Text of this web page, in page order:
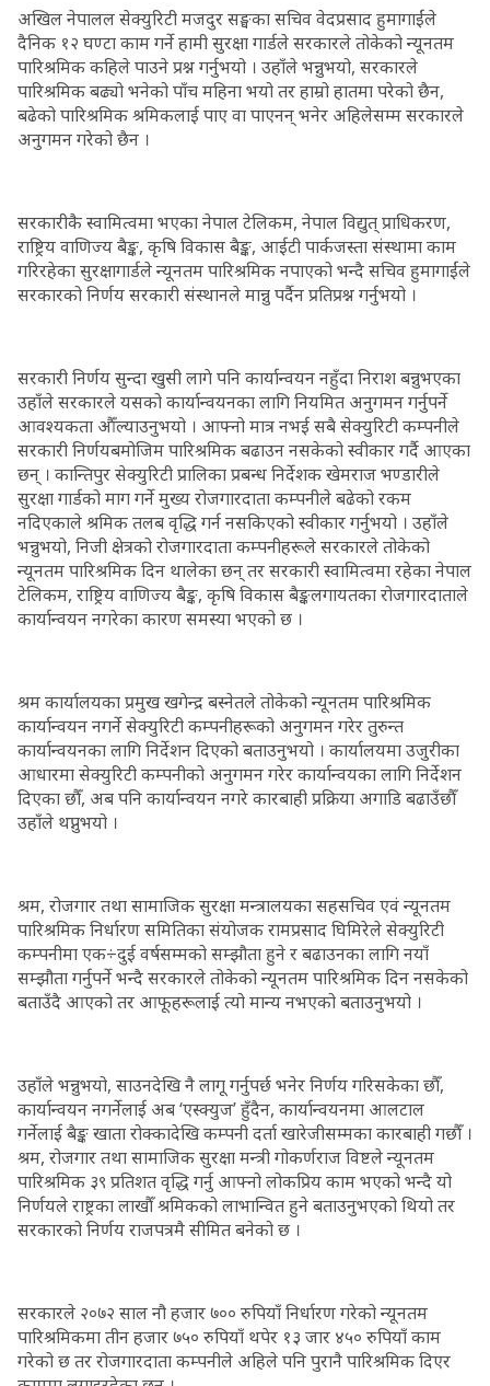
अखिल नेपालल सेक्युरिटी मजदुर सङ्घका सचिव वेदप्रसाद हुमागाईंले
दैनिक १२ घण्टा काम गर्ने हामी सुरक्षा गार्डले सरकारले तोकेको न्यूनतम
पारिश्रमिक कहिले पाउने प्रश्न गर्नुभयो । उहाँले भन्नुभयो, सरकारले
पारिश्रमिक बढ्यो भनेको पाँच महिना भयो तर हाम्रो हातमा परेको छैन,
बढेको पारिश्रमिक श्रमिकलाई पाए वा पाएनन् भनेर अहिलेसम्म सरकारले
अनुगमन गरेको छैन ।
सरकारीकै स्वामित्वमा भएका नेपाल टेलिकम, नेपाल विद्युत् प्राधिकरण,
राष्ट्रिय वाणिज्य बैङ्क, कृषि विकास बैङ्क, आईटी पार्कजस्ता संस्थामा काम
गरिरहेका सुरक्षागार्डले न्यूनतम पारिश्रमिक नपाएको भन्दै सचिव हुमागाईंले
सरकारको निर्णय सरकारी संस्थानले मान्नु पर्दैन प्रतिप्रश्न गर्नुभयो ।
सरकारी निर्णय सुन्दा खुसी लागे पनि कार्यान्वयन नहुँदा निराश बन्नुभएका
उहाँले सरकारले यसको कार्यान्वयनका लागि नियमित अनुगमन गर्नुपर्ने
आवश्यकता औँल्याउनुभयो । आफ्नो मात्र नभई सबै सेक्युरिटी कम्पनीले
सरकारी निर्णयबमोजिम पारिश्रमिक बढाउन नसकेको स्वीकार गर्दै आएका
छन् । कान्तिपुर सेक्युरिटी प्रालिका प्रबन्ध निर्देशक खेमराज भण्डारीले
सुरक्षा गार्डको माग गर्ने मुख्य रोजगारदाता कम्पनीले बढेको रकम
नदिएकाले श्रमिक तलब वृद्धि गर्न नसकिएको स्वीकार गर्नुभयो । उहाँले
भन्नुभयो, निजी क्षेत्रको रोजगारदाता कम्पनीहरूले सरकारले तोकेको
न्यूनतम पारिश्रमिक दिन थालेका छन् तर सरकारी स्वामित्वमा रहेका नेपाल
टेलिकम, राष्ट्रिय वाणिज्य बैङ्क, कृषि विकास बैङ्कलगायतका रोजगारदाताले
कार्यान्वयन नगरेका कारण समस्या भएको छ ।
श्रम कार्यालयका प्रमुख खगेन्द्र बस्नेतले तोकेको न्यूनतम पारिश्रमिक
कार्यान्वयन नगर्ने सेक्युरिटी कम्पनीहरूको अनुगमन गरेर तुरुन्त
कार्यान्वयनका लागि निर्देशन दिएको बताउनुभयो । कार्यालयमा उजुरीका
आधारमा सेक्युरिटी कम्पनीको अनुगमन गरेर कार्यान्वयका लागि निर्देशन
दिएका छौँ, अब पनि कार्यान्वयन नगरे कारबाही प्रक्रिया अगाडि बढाउँछौँ
उहाँले थप्नुभयो ।
श्रम, रोजगार तथा सामाजिक सुरक्षा मन्त्रालयका सहसचिव एवं न्यूनतम
पारिश्रमिक निर्धारण समितिका संयोजक रामप्रसाद घिमिरेले सेक्युरिटी
कम्पनीमा एक÷दुई वर्षसम्मको सम्झौता हुने र बढाउनका लागि नयाँ
सम्झौता गर्नुपर्ने भन्दै सरकारले तोकेको न्यूनतम पारिश्रमिक दिन नसकेको
बताउँदै आएको तर आफूहरूलाई त्यो मान्य नभएको बताउनुभयो ।
उहाँले भन्नुभयो, साउनदेखि नै लागू गर्नुपर्छ भनेर निर्णय गरिसकेका छौँ,
कार्यान्वयन नगर्नेलाई अब ‘एस्क्युज’ हुँदैन, कार्यान्वयनमा आलटाल
गर्नेलाई बैङ्क खाता रोक्कादेखि कम्पनी दर्ता खारेजीसम्मका कारबाही गछौँ ।
श्रम, रोजगार तथा सामाजिक सुरक्षा मन्त्री गोकर्णराज विष्टले न्यूनतम
पारिश्रमिक ३९ प्रतिशत वृद्धि गर्नु आफ्नो लोकप्रिय काम भएको भन्दै यो
निर्णयले राष्ट्रका लाखौँ श्रमिकको लाभान्वित हुने बताउनुभएको थियो तर
सरकारको निर्णय राजपत्रमै सीमित बनेको छ ।
सरकारले २०७२ साल नौ हजार ७०० रुपियाँ निर्धारण गरेको न्यूनतम
पारिश्रमिकमा तीन हजार ७५० रुपियाँ थपेर १३ जार ४५० रुपियाँ काम
गरेको छ तर रोजगारदाता कम्पनीले अहिले पनि पुरानै पारिश्रमिक दिएर